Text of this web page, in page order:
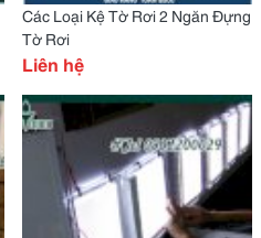
Các Loại Kệ Tờ Rơi 2 Ngăn Đựng
Tờ Rơi
Liên hệ